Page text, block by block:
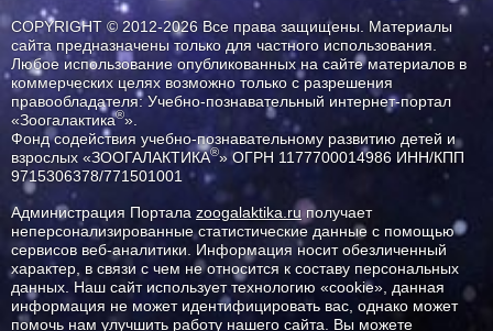
COPYRIGHT © 2012-2026 Все права защищены. Материалы
сайта предназначены только для частного использования.
Любое использование опубликованных на сайте материалов в
коммерческих целях возможно только с разрешения
правообладателя: Учебно-познавательный интернет-портал
«Зоогалактика®».
Фонд содействия учебно-познавательному развитию детей и
взрослых «ЗООГАЛАКТИКА®» ОГРН 1177700014986 ИНН/КПП
9715306378/771501001
Администрация Портала zoogalaktika.ruполучает
неперсонализированные статистические данные с помощью
сервисов веб-аналитики. Информация носит обезличенный
характер, в связи с чем не относится к составу персональных
данных. Наш сайт использует технологию «cookie», данная
информация не может идентифицировать вас, однако может
помочь нам улучшить работу нашего сайта. Вы можете